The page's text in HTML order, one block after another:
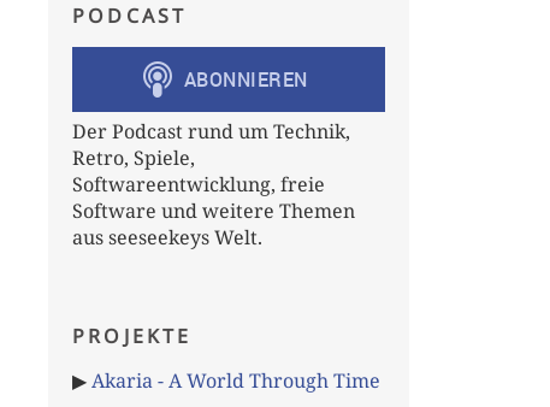
PODCAST
Der Podcast rund um Technik,
Retro, Spiele,
Softwareentwicklung, freie
Software und weitere Themen
aus seeseekeys Welt.
PROJEKTE
▶Akaria - A World Through Time